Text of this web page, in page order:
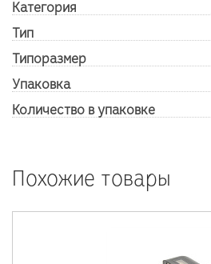
Категория
Тип
Типоразмер
Упаковка
Количество в упаковке
Похожие товары